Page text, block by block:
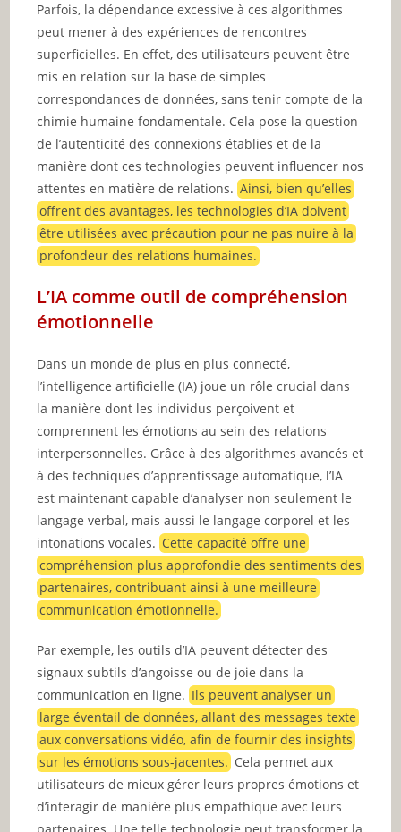
Parfois, la dépendance excessive à ces algorithmes
peut mener à des expériences de rencontres
superficielles. En effet, des utilisateurs peuvent être
mis en relation sur la base de simples
correspondances de données, sans tenir compte de la
chimie humaine fondamentale. Cela pose la question
de l’autenticité des connexions établies et de la
manière dont ces technologies peuvent influencer nos
attentes en matière de relations.Ainsi, bien qu’elles
offrent des avantages, les technologies d’IA doivent
être utilisées avec précaution pour ne pas nuire à la
profondeur des relations humaines.
L’IA comme outil de compréhension
émotionnelle
Dans un monde de plus en plus connecté,
l’intelligence artificielle (IA) joue un rôle crucial dans
la manière dont les individus perçoivent et
comprennent les émotions au sein des relations
interpersonnelles. Grâce à des algorithmes avancés et
à des techniques d’apprentissage automatique, l’IA
est maintenant capable d’analyser non seulement le
langage verbal, mais aussi le langage corporel et les
intonations vocales.Cette capacité offre une
compréhension plus approfondie des sentiments des
partenaires, contribuant ainsi à une meilleure
communication émotionnelle.
Par exemple, les outils d’IA peuvent détecter des
signaux subtils d’angoisse ou de joie dans la
communication en ligne.Ils peuvent analyser un
large éventail de données, allant des messages texte
aux conversations vidéo, afin de fournir des insights
sur les émotions sous-jacentes. Cela permet aux
utilisateurs de mieux gérer leurs propres émotions et
d’interagir de manière plus empathique avec leurs